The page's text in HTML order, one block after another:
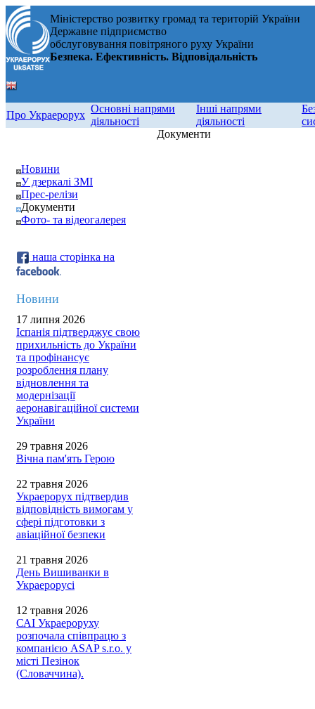
Міністерство розвитку громад та територій України
Державне підприємство
обслуговування повітряного руху України
Безпека. Ефективність. Відповідальність
Про Украерорух
Основні напрями
діяльності
Інші напрями
діяльності
Новини
У дзеркалі ЗМІ
Прес-релізи
Документи
Фото- та відеогалерея
наша сторінка на
Новини
17 липня 2026
Іспанія підтверджує свою
прихильність до України
та профінансує
розроблення плану
відновлення та
модернізації
аеронавігаційної системи
України
29 травня 2026
Вічна пам'ять Герою
22 травня 2026
Украерорух підтвердив
відповідність вимогам у
сфері підготовки з
авіаційної безпеки
21 травня 2026
День Вишиванки в
Украерорусі
12 травня 2026
САІ Украероруху
розпочала співпрацю з
компанією ASAP s.r.o. у
місті Пезінок
(Словаччина).
Документи